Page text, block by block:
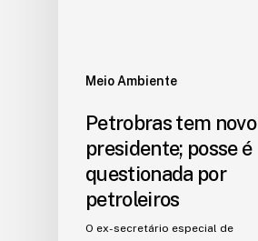
Meio Ambiente
Petrobras tem novo
presidente; posse é
questionada por
petroleiros
O ex-secretário especial de